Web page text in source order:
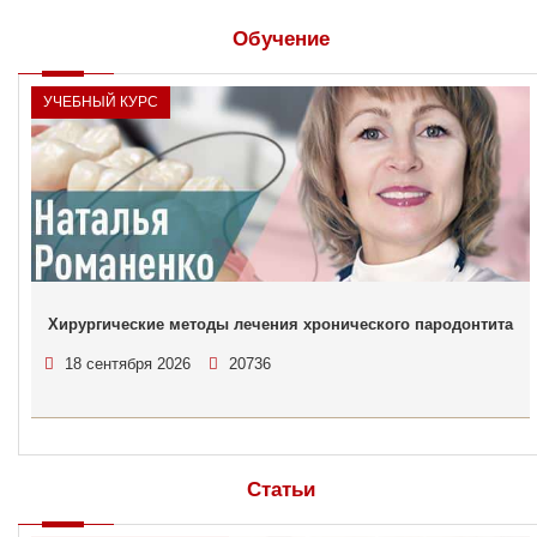
Обучение
УЧЕБНЫЙ КУРС
Хирургические методы лечения хронического пародонтита
18 сентября 2026 20736
Статьи